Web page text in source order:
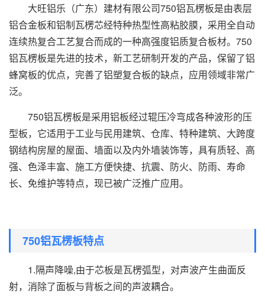
大旺铝乐（广东）建材有限公司750铝瓦楞板是由表层
铝合金板和铝制瓦楞芯经特种热型性高粘胶膜，采用全自动
连续热复合工艺复合而成的一种高强度铝质复合板材。750
铝瓦楞板是先进的技术，新工艺研制开发的产品，保留了铝
蜂窝板的优点，完善了铝塑复合板的缺点，应用领域非常广
泛。
750铝瓦楞板是采用铝板经过辊压冷弯成各种波形的压
型板，它适用于工业与民用建筑、仓库、特种建筑、大跨度
钢结构房屋的屋面、墙面以及内外墙装饰等，具有质轻、高
强、色泽丰富、施工方便快捷、抗震、防火、防雨、寿命
长、免维护等特点，现已被广泛推广应用。
750铝瓦楞板特点
1.隔声降噪,由于芯板是瓦楞弧型，对声波产生曲面反
射，消除了面板与背板之间的声波耦合。